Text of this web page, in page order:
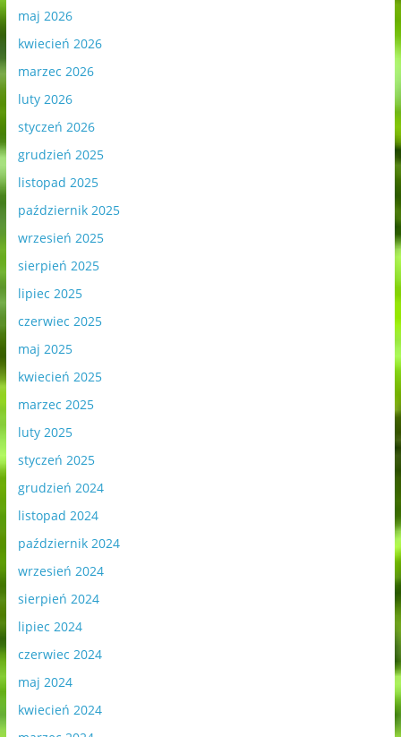
maj 2026
kwiecień 2026
marzec 2026
luty 2026
styczeń 2026
grudzień 2025
listopad 2025
październik 2025
wrzesień 2025
sierpień 2025
lipiec 2025
czerwiec 2025
maj 2025
kwiecień 2025
marzec 2025
luty 2025
styczeń 2025
grudzień 2024
listopad 2024
październik 2024
wrzesień 2024
sierpień 2024
lipiec 2024
czerwiec 2024
maj 2024
kwiecień 2024